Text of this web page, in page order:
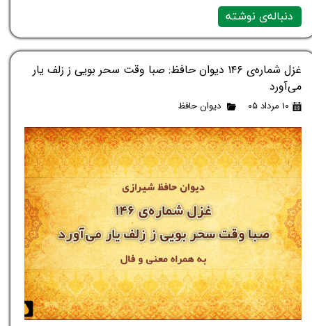
دنباله‌ی نوشته
غزل شماره‌ی ۱۴۶ دیوان حافظ: صبا وقت سحر بویی ز زلف یار
می‌آورد
۱۰ مرداد ۰۵ دیوان حافظ